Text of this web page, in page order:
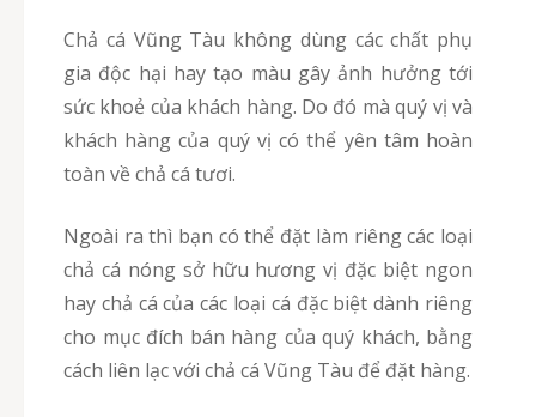
Chả cá Vũng Tàu không dùng các chất phụ
gia độc hại hay tạo màu gây ảnh hưởng tới
sức khoẻ của khách hàng. Do đó mà quý vị và
khách hàng của quý vị có thể yên tâm hoàn
toàn về chả cá tươi.
Ngoài ra thì bạn có thể đặt làm riêng các loại
chả cá nóng sở hữu hương vị đặc biệt ngon
hay chả cá của các loại cá đặc biệt dành riêng
cho mục đích bán hàng của quý khách, bằng
cách liên lạc với chả cá Vũng Tàu để đặt hàng.